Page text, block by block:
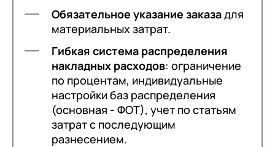
Обязательное указание заказадля
материальных затрат.
Гибкая система распределения
накладных расходов: ограничение
по процентам, индивидуальные
настройки баз распределения
(основная - ФОТ), учет по статьям
затрат с последующим
разнесением.
Аналитика и отчетность
Управление ФОТ
производство;
Печать паспорта на
изготовление;
Закрытие этапов по паспорту;
Повышение скорости и
прозрачности процесса.
Процесс согласования